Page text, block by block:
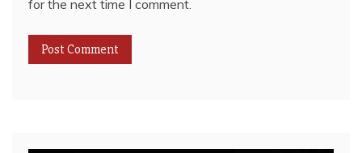
for the next time I comment.